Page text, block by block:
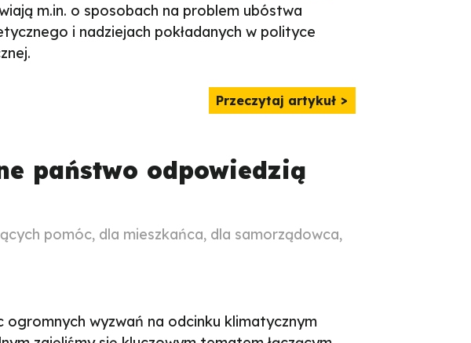
m.in. o sposobach na problem ubóstwa
i nadziejach pokładanych w polityce
Przeczytaj artykuł
państwo odpowiedzią
pomóc, dla mieszkańca, dla samorządowca,
ogromnych wyzwań na odcinku klimatycznym